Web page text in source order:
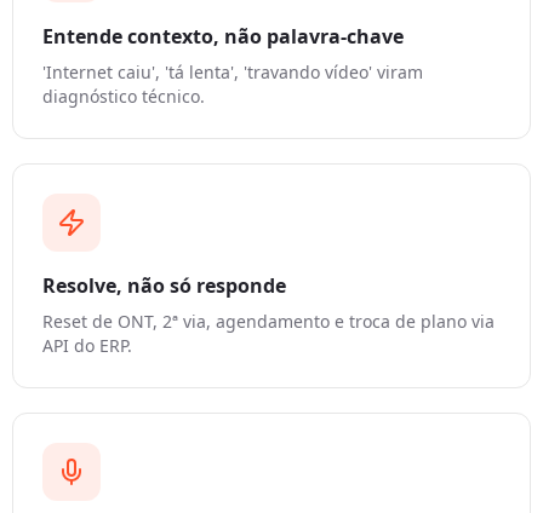
Entende contexto, não palavra-chave
'Internet caiu', 'tá lenta', 'travando vídeo' viram
diagnóstico técnico.
Resolve, não só responde
Reset de ONT, 2ª via, agendamento e troca de plano via
API do ERP.